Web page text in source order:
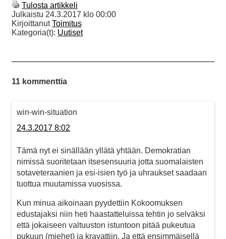
Tulosta artikkeli
Julkaistu 24.3.2017 klo 00:00
KirjoittanutToimitus
Kategoria(t): Uutiset
11 kommenttia
win-win-situation
24.3.2017 8:02
Tämä nyt ei sinällään yllätä yhtään. Demokratian
nimissä suoritetaan itsesensuuria jotta suomalaisten
sotaveteraanien ja esi-isien työ ja uhraukset saadaan
tuottua muutamissa vuosissa.
Kun minua aikoinaan pyydettiin Kokoomuksen
edustajaksi niin heti haastatteluissa tehtin jo selväksi
että jokaiseen valtuuston istuntoon pitää pukeutua
pukuun (miehet) ja kravattiin. Ja että ensimmäisellä